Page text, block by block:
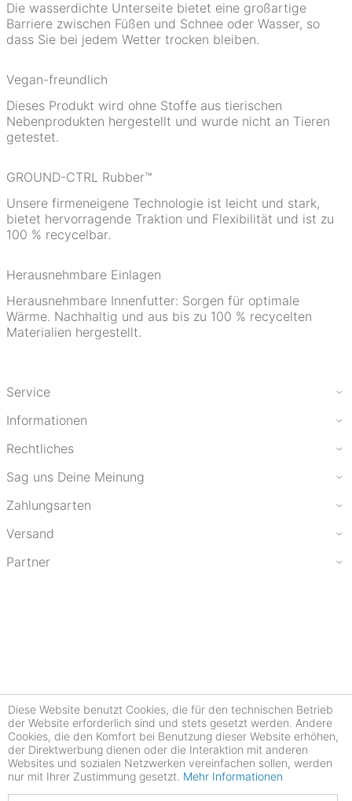
Die wasserdichte Unterseite bietet eine großartige
Barriere zwischen Füßen und Schnee oder Wasser, so
dass Sie bei jedem Wetter trocken bleiben.
Vegan-freundlich
Dieses Produkt wird ohne Stoffe aus tierischen
Nebenprodukten hergestellt und wurde nicht an Tieren
getestet.
GROUND-CTRL Rubber™
Unsere firmeneigene Technologie ist leicht und stark,
bietet hervorragende Traktion und Flexibilität und ist zu
100 % recycelbar.
Herausnehmbare Einlagen
Herausnehmbare Innenfutter: Sorgen für optimale
Wärme. Nachhaltig und aus bis zu 100 % recycelten
Materialien hergestellt.
Service
Informationen
Rechtliches
Sag uns Deine Meinung
Zahlungsarten
Versand
Partner
Diese Website benutzt Cookies, die für den technischen Betrieb
der Website erforderlich sind und stets gesetzt werden. Andere
Cookies, die den Komfort bei Benutzung dieser Website erhöhen,
der Direktwerbung dienen oder die Interaktion mit anderen
Websites und sozialen Netzwerken vereinfachen sollen, werden
nur mit Ihrer Zustimmung gesetzt. Mehr Informationen